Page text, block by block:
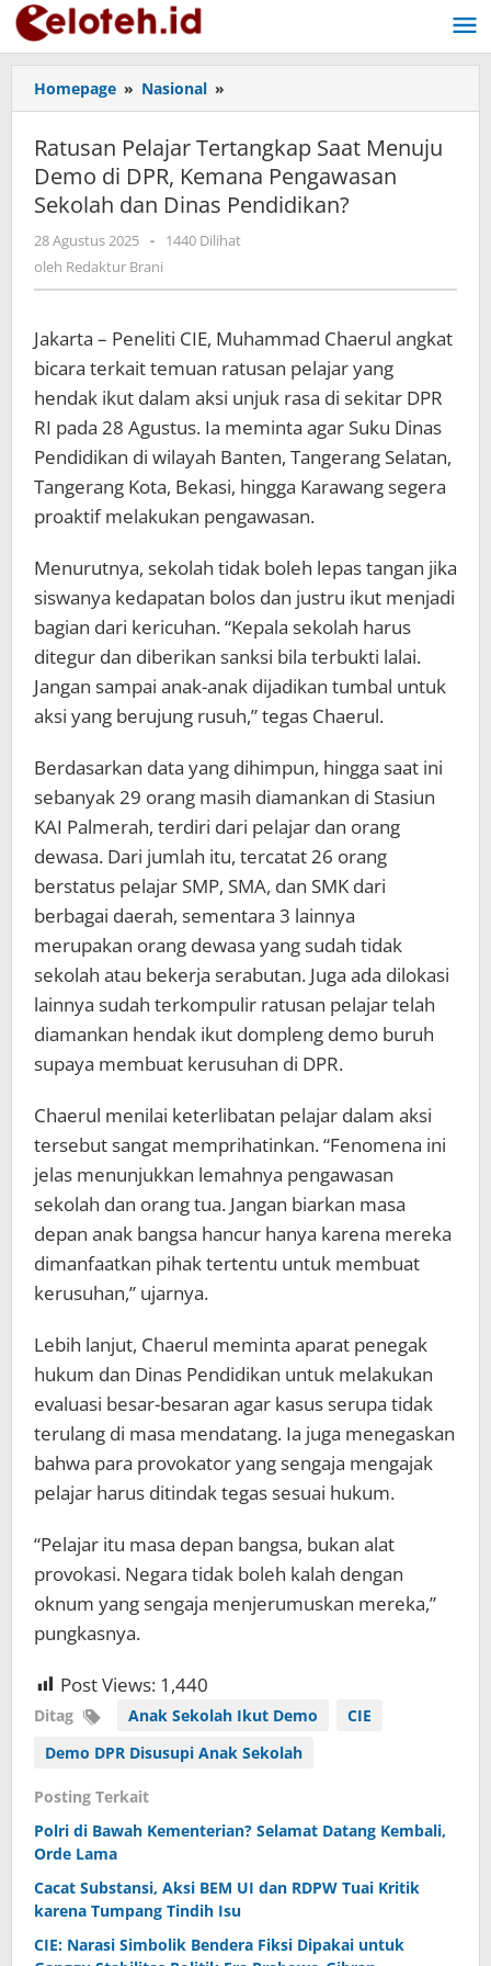
Lewati
ke
konten
Homepage » Nasional »
Pelajar
Tertangkap
Saat
Menuju
Demo
DPR,
Pengawasan
dan
Dinas
Pendidikan?
Ratusan Pelajar Tertangkap Saat Menuju
Demo di DPR, Kemana Pengawasan
Sekolah dan Dinas Pendidikan?
28 Agustus 2025 oleh
Redaktur
-
1440 Dilihat
oleh Redaktur Brani
Jakarta – Peneliti CIE, Muhammad Chaerul angkat
bicara terkait temuan ratusan pelajar yang
hendak ikut dalam aksi unjuk rasa di sekitar DPR
RI pada 28 Agustus. Ia meminta agar Suku Dinas
Pendidikan di wilayah Banten, Tangerang Selatan,
Tangerang Kota, Bekasi, hingga Karawang segera
proaktif melakukan pengawasan.
Menurutnya, sekolah tidak boleh lepas tangan jika
siswanya kedapatan bolos dan justru ikut menjadi
bagian dari kericuhan. “Kepala sekolah harus
ditegur dan diberikan sanksi bila terbukti lalai.
Jangan sampai anak-anak dijadikan tumbal untuk
aksi yang berujung rusuh,” tegas Chaerul.
Berdasarkan data yang dihimpun, hingga saat ini
sebanyak 29 orang masih diamankan di Stasiun
KAI Palmerah, terdiri dari pelajar dan orang
dewasa. Dari jumlah itu, tercatat 26 orang
berstatus pelajar SMP, SMA, dan SMK dari
berbagai daerah, sementara 3 lainnya
merupakan orang dewasa yang sudah tidak
sekolah atau bekerja serabutan. Juga ada dilokasi
lainnya sudah terkompulir ratusan pelajar telah
diamankan hendak ikut dompleng demo buruh
supaya membuat kerusuhan di DPR.
Chaerul menilai keterlibatan pelajar dalam aksi
tersebut sangat memprihatinkan. “Fenomena ini
jelas menunjukkan lemahnya pengawasan
sekolah dan orang tua. Jangan biarkan masa
depan anak bangsa hancur hanya karena mereka
dimanfaatkan pihak tertentu untuk membuat
kerusuhan,” ujarnya.
Lebih lanjut, Chaerul meminta aparat penegak
hukum dan Dinas Pendidikan untuk melakukan
evaluasi besar-besaran agar kasus serupa tidak
terulang di masa mendatang. Ia juga menegaskan
bahwa para provokator yang sengaja mengajak
pelajar harus ditindak tegas sesuai hukum.
“Pelajar itu masa depan bangsa, bukan alat
provokasi. Negara tidak boleh kalah dengan
oknum yang sengaja menjerumuskan mereka,”
pungkasnya.
Post Views: 1,440
Ditag Anak Sekolah Ikut Demo
CIE
Demo DPR Disusupi Anak Sekolah
Posting Terkait
Polri di Bawah Kementerian? Selamat Datang Kembali,
Orde Lama
Cacat Substansi, Aksi BEM UI dan RDPW Tuai Kritik
karena Tumpang Tindih Isu
CIE: Narasi Simbolik Bendera Fiksi Dipakai untuk